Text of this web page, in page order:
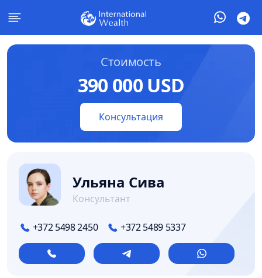
Стоимость
390 000 USD
Консультация
Ульяна Сива
Консультант
+372 5498 2450 +372 5489 5337